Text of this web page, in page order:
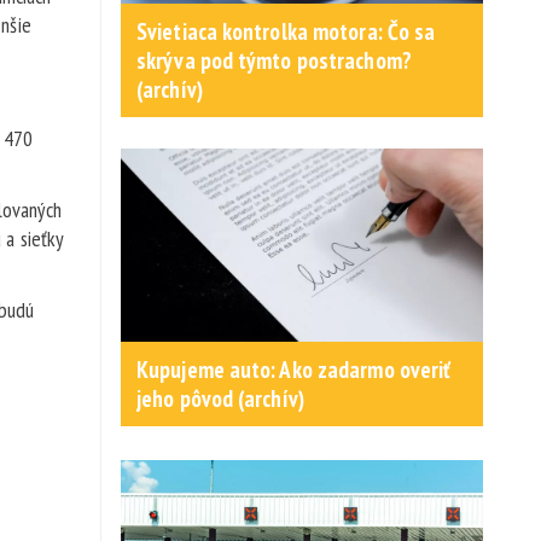
sieťky
Svietiaca kontrolka motora: Čo sa
skrýva pod týmto postrachom?
(archív)
Kupujeme auto: Ako zadarmo overiť
jeho pôvod (archív)